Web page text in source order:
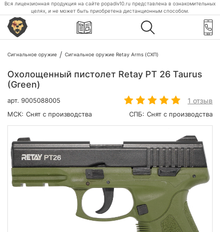
Вся лицензионная продукция на сайте popadiv10.ru представлена в ознакомительных
целях, и не может быть приобретена дистанционным способом.
Сигнальное оружие Сигнальное оружие Retay Arms (СХП)
Охолощенный пистолет Retay PT 26 Taurus
(Green)
арт. 9005088005 1 отзыв
МСК: Снят с производства СПБ: Снят с производства